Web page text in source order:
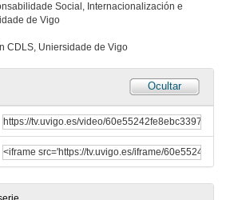
Social, Internacionalización e
de Vigo
CDLS, Uniersidade de Vigo
Ocultar
Conferencia
1 de xuño de 2021